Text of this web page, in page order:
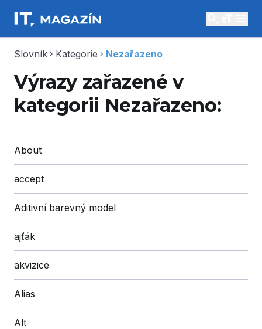
Slovník chevron_right Kategorie chevron_right Nezařazeno
Výrazy zařazené v
kategorii Nezařazeno:
About
accept
Aditivní barevný model
ajťák
akvizice
Alias
Alt